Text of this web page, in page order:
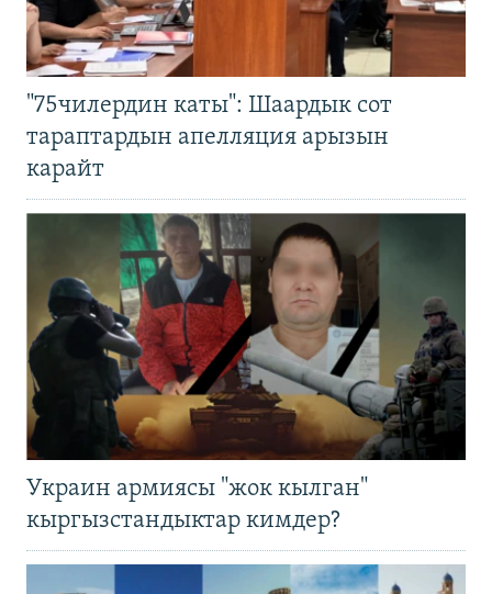
"75чилердин каты": Шаардык сот
тараптардын апелляция арызын
карайт
Украин армиясы "жок кылган"
кыргызстандыктар кимдер?